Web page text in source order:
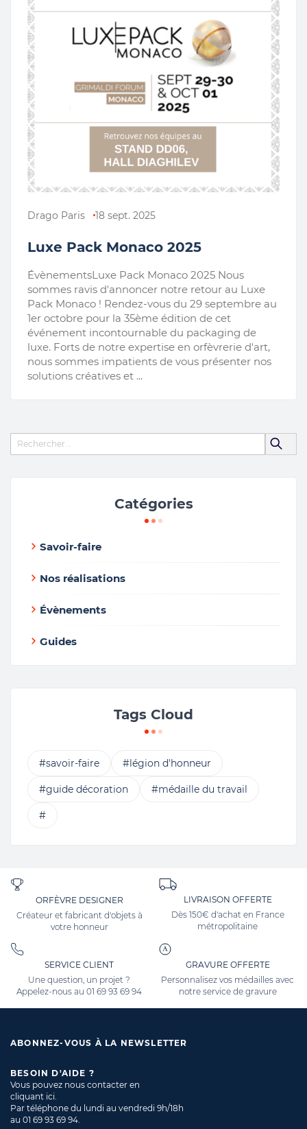
Drago Paris 18 sept. 2025
Luxe Pack Monaco 2025
ÉvènementsLuxe Pack Monaco 2025 Nous
sommes ravis d'annoncer notre retour au Luxe
Pack Monaco ! Rendez-vous du 29 septembre au
1er octobre pour la 35ème édition de cet
événement incontournable du packaging de
luxe. Forts de notre expertise en orfèvrerie d'art,
nous sommes impatients de vous présenter nos
solutions créatives et ...
Catégories
Savoir-faire
Nos réalisations
Évènements
Guides
Tags Cloud
#savoir-faire #légion d'honneur
#guide décoration #médaille du travail
#
ORFÈVRE DESIGNER
Créateur et fabricant d'objets à
votre honneur
LIVRAISON OFFERTE
Dès 150€ d'achat en France
métropolitaine
SERVICE CLIENT
Une question, un projet ?
Appelez-nous au01 69 93 69 94
GRAVURE OFFERTE
Personnalisez vos médailles avec
notre service de gravure
ABONNEZ-VOUS À LA NEWSLETTER
BESOIN D'AIDE ?
Vous pouvez nous contacter en
cliquant ici.
Par téléphone du lundi au vendredi 9h/18h
au 01 69 93 69 94.